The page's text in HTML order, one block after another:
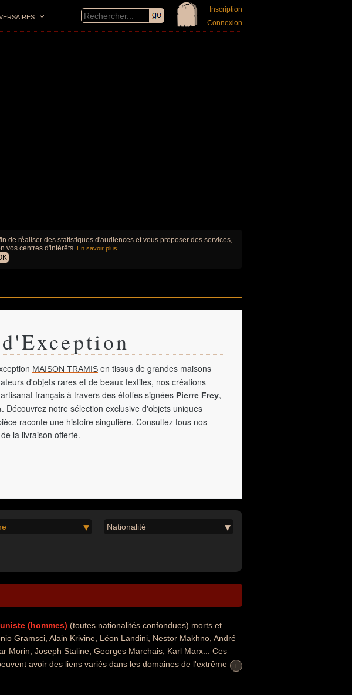
Inscription
Connexion
de réaliser des statistiques d'audiences et vous proposer des services,
vos centres d'intérêts. En savoir plus
MAISON TRAMIS en tissus de grandes maisons
d'objets rares et de beaux textiles, nos créations
français à travers des étoffes signées Pierre Frey,
. Découvrez notre sélection exclusive d'objets uniques
raconte une histoire singulière. Consultez tous nos
la livraison offerte.
Nationalité
(hommes) (toutes nationalités confondues) morts et
Gramsci, Alain Krivine, Léon Landini, Nestor Makhno, André
Morin, Joseph Staline, Georges Marchais, Karl Marx... Ces
avoir des liens variés dans les domaines de l'extrême
des mathématiques, de la science, de l'art, de la
+
+